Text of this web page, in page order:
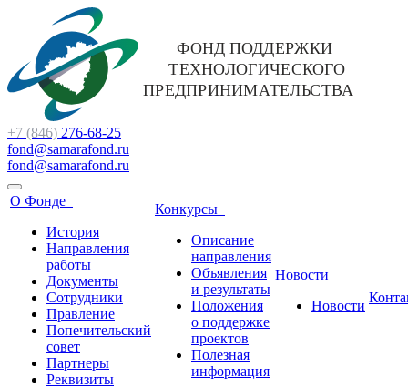
+7 (846) 276-68-25
fond@samarafond.ru
fond@samarafond.ru
О Фонде
История
Направления
работы
Документы
Сотрудники
Правление
Попечительский
совет
Партнеры
Реквизиты
Конкурсы
Описание
направления
Объявления
и результаты
Положения
о поддержке
проектов
Полезная
информация
Новости
Новости